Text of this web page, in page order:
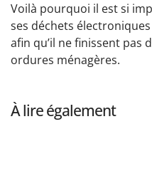
Voilà pourquoi il est si
ses déchets
afin qu’il ne finissent pas
ordures ménagères.
À lire également